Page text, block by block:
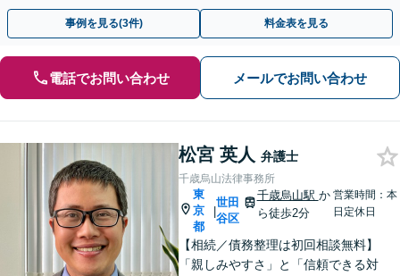
SNSアカウント凍結、AI関連のトラブルなど」
事例を見る(3件) 料金表を見る
電話でお問い合わせ メールでお問い合わせ
松宮 英人 弁護士
千歳烏山法律事務所
東
京
都
|
世田
谷区
千歳烏山駅 か
ら徒歩2分
営業時間：本
日定休日
【相続／債務整理は初回相談無料】
「親しみやすさ」と「信頼できる対